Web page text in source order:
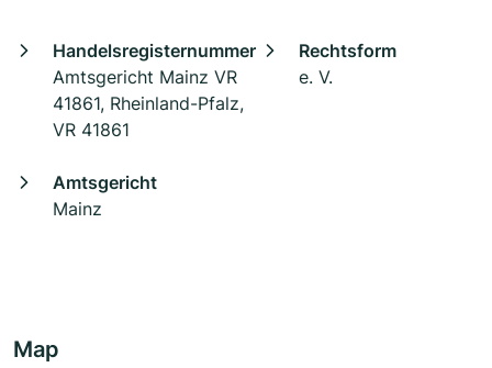
Handelsregisternummer
Amtsgericht Mainz VR
41861, Rheinland-Pfalz,
VR 41861
Rechtsform
e. V.
Amtsgericht
Mainz
Map